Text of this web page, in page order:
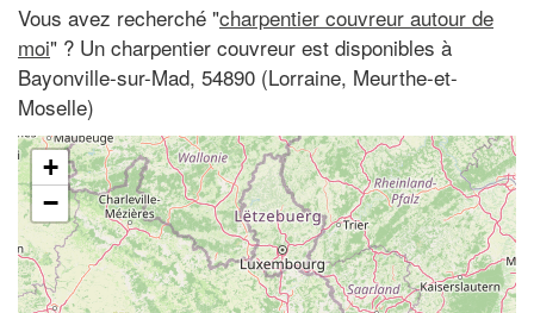
Vous avez recherché "charpentier couvreur autour de
moi" ? Un charpentier couvreur est disponibles à
Bayonville-sur-Mad, 54890 (Lorraine, Meurthe-et-
Moselle)
+
−